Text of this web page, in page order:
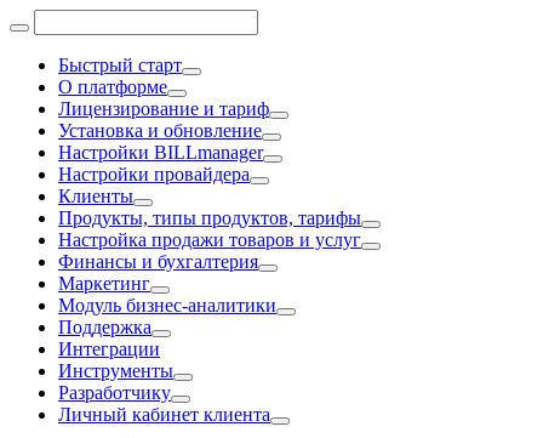
Быстрый старт
О платформе
Лицензирование и тариф
Установка и обновление
Настройки BILLmanager
Настройки провайдера
Клиенты
Продукты, типы продуктов, тарифы
Настройка продажи товаров и услуг
Финансы и бухгалтерия
Маркетинг
Модуль бизнес-аналитики
Поддержка
Интеграции
Инструменты
Разработчику
Личный кабинет клиента